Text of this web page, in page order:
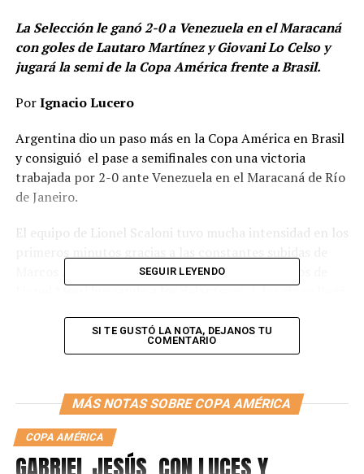
La Selección le ganó 2-0 a Venezuela en el Maracaná
con goles de Lautaro Martínez y Giovani Lo Celso y
jugará la semi de la Copa América frente a Brasil.
PorIgnacio Lucero
Argentina dio un paso más en la Copa América en Brasil
y consiguió el pase a semifinales con una victoria
trabajada por 2-0 ante Venezuela en el Maracaná de Río
de Janeiro.
El equipo de Lionel Scaloni tuvo mucha intensidad en los
Marcos Acuña por izquierda y los pases profundos de
Lionel Messi buscando a los delanteros. A los cinco llegó
en un tiro de esquina que, tras un centro de Messi al
segundo palo, Sergio Agüero remató cruzado y el Toro
En las acciones que siguieron al gol, el partido se detuvo
mucho por los constantes diálogos entre el VAR y el
árbitro colombbiano Wilmar Roldan. Venezuela, poco y
SEGUIR LEYENDO
SI TE GUSTÓ LA NOTA, DEJANOS TU
COMENTARIO
MÁS NOTAS SOBRE COPA AMÉRICA
COPA AMÉRICA